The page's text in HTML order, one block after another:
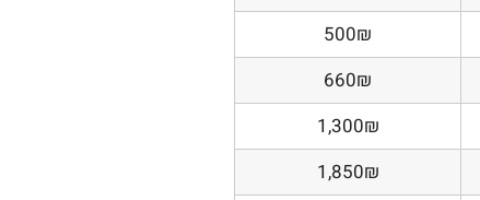
500₪
660₪
1,300₪
1,850₪